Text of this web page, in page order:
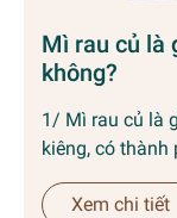
Mì rau củ là
không?
1/ Mì rau củ là
kiêng, có thành
Xem chi tiết